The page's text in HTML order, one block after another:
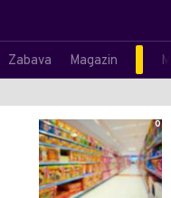
Zabava Magazin
0